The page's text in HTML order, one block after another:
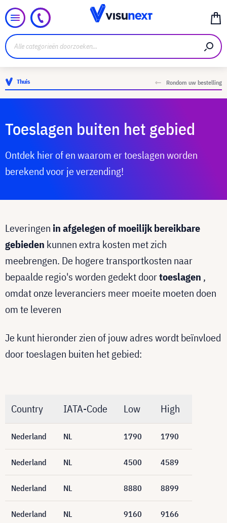
Thuis Rondom uw bestelling
Toeslagen buiten het gebied
Ontdek hier of en waarom er toeslagen worden
berekend voor je verzending!
Leveringen in afgelegen of moeilijk bereikbare
gebieden kunnen extra kosten met zich
meebrengen. De hogere transportkosten naar
bepaalde regio's worden gedekt doortoeslagen ,
omdat onze leveranciers meer moeite moeten doen
om te leveren
Je kunt hieronder zien of jouw adres wordt beïnvloed
door toeslagen buiten het gebied:
Country IATA-Code Low High
Nederland NL 1790 1790
Nederland NL 4500 4589
Nederland NL 8880 8899
Nederland NL 9160 9166